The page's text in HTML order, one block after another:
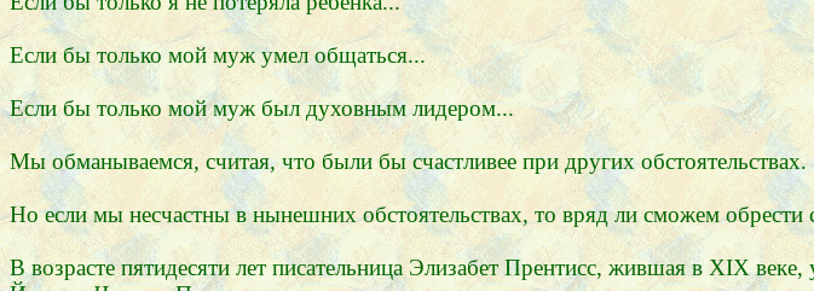
Если бы только мой муж умел общаться...
Если бы только мой муж был духовным лидером...
Мы обманываемся, считая, что были бы счастливее при других обстоятельствах.
Но если мы несчастны в нынешних обстоятельствах, то вряд ли сможем обрести
В возрасте пятидесяти лет писательница Элизабет Прентисс, жившая в XIX